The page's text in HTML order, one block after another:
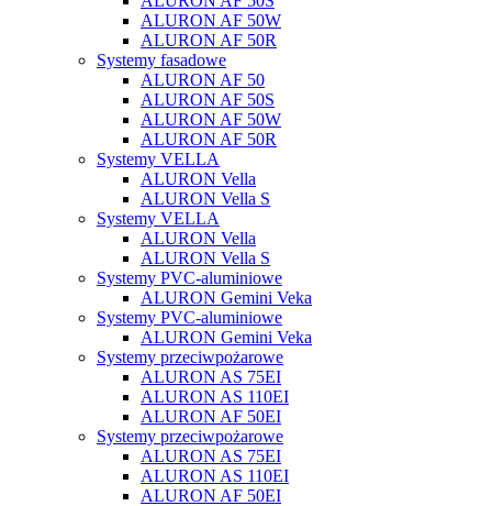
ALURON AF 50W
ALURON AF 50R
Systemy fasadowe
ALURON AF 50
ALURON AF 50S
ALURON AF 50W
ALURON AF 50R
Systemy VELLA
ALURON Vella
ALURON Vella S
Systemy VELLA
ALURON Vella
ALURON Vella S
Systemy PVC-aluminiowe
ALURON Gemini Veka
Systemy PVC-aluminiowe
ALURON Gemini Veka
Systemy przeciwpożarowe
ALURON AS 75EI
ALURON AS 110EI
ALURON AF 50EI
Systemy przeciwpożarowe
ALURON AS 75EI
ALURON AS 110EI
ALURON AF 50EI